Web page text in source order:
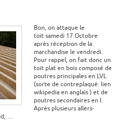
Bon, on attaque le
toit samedi 17 Octobre
après réception de la
marchandise le vendredi.
Pour rappel, on fait donc un
toit plat en bois composé de
poutres principales en LVL
(sorte de contreplaqué: lien
wikipedia en anglais ) et de
poutres secondaires en I.
Après plusieurs allers-
…